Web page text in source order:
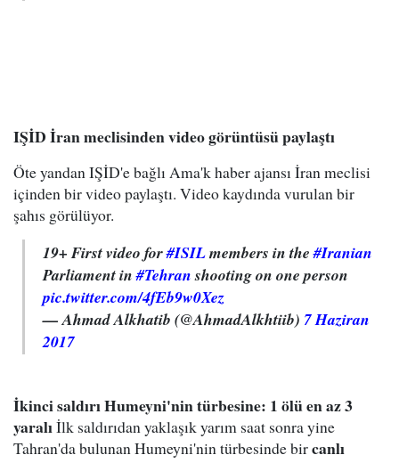
IŞİD İran meclisinden video görüntüsü paylaştı
Öte yandan IŞİD'e bağlı Ama'k haber ajansı İran meclisi
içinden bir video paylaştı. Video kaydında vurulan bir
şahıs görülüyor.
19+ First video for#ISILmembers in the#Iranian
Parliament in#Tehranshooting on one person
pic.twitter.com/4fEb9w0Xez
— Ahmad Alkhatib (@AhmadAlkhtiib) 7 Haziran
2017
İkinci saldırı Humeyni'nin türbesine: 1 ölü en az 3
yaralıİlk saldırıdan yaklaşık yarım saat sonra yine
Tahran'da bulunan Humeyni'nin türbesinde bircanlı